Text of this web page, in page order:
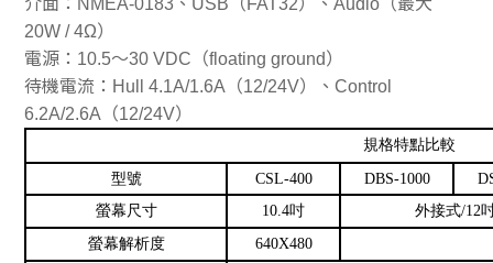
介面：NMEA-0183、USB（FAT32）、Audio（最大
20W / 4Ω）
電源：10.5～30 VDC（floating ground）
待機電流：Hull 4.1A/1.6A（12/24V）、Control
6.2A/2.6A（12/24V）
規格特點比較
型號 CSL-400 DBS-1000
螢幕尺寸
10.4吋
外接式/12
螢幕解析度
640X480